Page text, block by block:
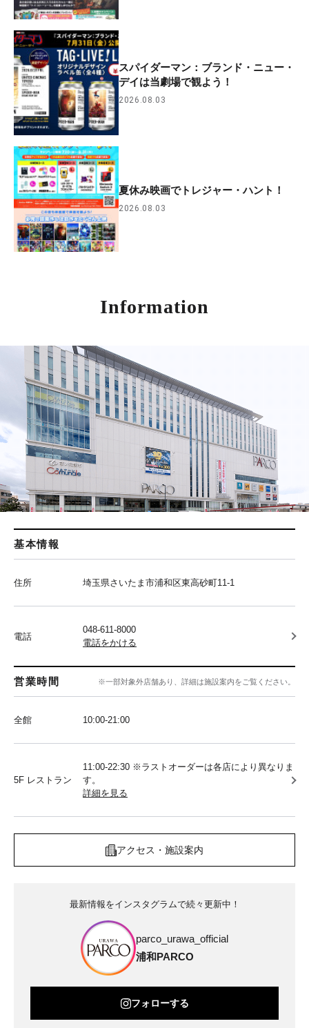
スパイダーマン：ブランド・ニュー・
デイは当劇場で観よう！
2026.08.03
夏休み映画でトレジャー・ハント！
2026.08.03
Information
基本情報
住所 埼玉県さいたま市浦和区東高砂町11-1
電話
048-611-8000
電話をかける
営業時間 ※一部対象外店舗あり、詳細は施設案内をご覧ください。
全館 10:00‐21:00
5F レストラン
11:00-22:30 ※ラストオーダーは各店により異なりま
す。
詳細を見る
アクセス・施設案内
最新情報をインスタグラムで続々更新中！
parco_urawa_official
浦和PARCO
フォローする